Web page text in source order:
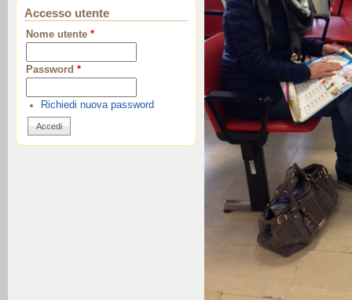
Accesso utente
Nome utente *
Password *
Richiedi nuova password